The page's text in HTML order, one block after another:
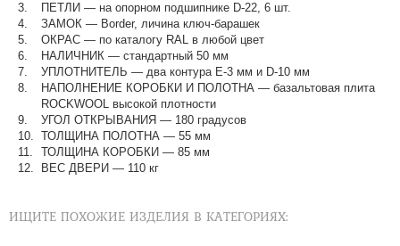
ПЕТЛИ — на опорном подшипнике D-22, 6 шт.
ЗАМОК — Border, личина ключ-барашек
ОКРАС — по каталогу RAL в любой цвет​​​​​​​
НАЛИЧНИК — стандартный 50 мм
УПЛОТНИТЕЛЬ — два контура Е-3 мм и D-10 мм
НАПОЛНЕНИЕ КОРОБКИ И ПОЛОТНА — базальтовая плита
ROCKWOOL высокой плотности
УГОЛ ОТКРЫВАНИЯ — 180 градусов
ТОЛЩИНА ПОЛОТНА — 55 мм
ТОЛЩИНА КОРОБКИ — 85 мм
ВЕС ДВЕРИ — 110 кг
ИЩИТЕ ПОХОЖИЕ ИЗДЕЛИЯ В КАТЕГОРИЯХ: